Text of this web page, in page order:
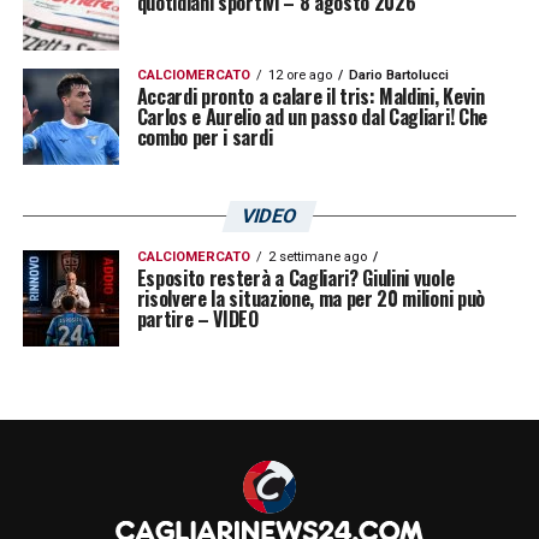
dà per vinta e, anche se con un po’ di fatica,
cerca di neutralizzare ogni colpo sferrato dai
torinesi. Con l’ingresso in campo del neo
acquisto
Sangowski, i cagliaritani sembrano
aver ingranato una marcia in più, ma le varie
suoi giocatori tornano in Sardegna con un
punto in saccoccia. Ora testa a sabato per la
partita contro il
Torino e Cagliari. Di Desogus per i sardi e di
Greco per i granata le rete del match.
CALCIOMERCATO 12 ore ago Dario Bartolucci
Accardi pronto a calare il tris: Maldini, Kevin
Carlos e Aurelio ad un passo dal Cagliari! Che
combo per i sardi
VIDEO
CALCIOMERCATO 2 settimane ago
Esposito resterà a Cagliari? Giulini vuole
risolvere la situazione, ma per 20 milioni può
partire – VIDEO